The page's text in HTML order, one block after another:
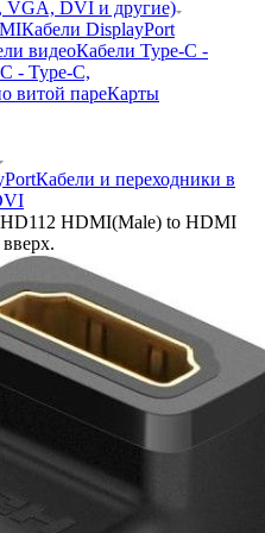
VGA, DVI и другие)
Кабели DisplayPort
видеоКабели Type-C -
- Type-C,
витой пареКарты
Кабели и переходники в
HDMI(Male) to HDMI